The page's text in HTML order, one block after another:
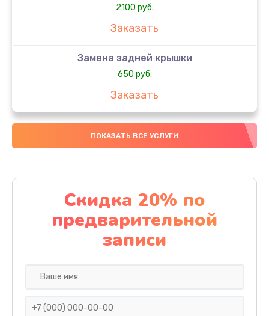
2100 руб.
Заказать
Замена задней крышки
650 руб.
Заказать
Замена аккумулятора
4000 руб.
Замена материнской платы
1100 руб.
Заказать
ПОКАЗАТЬ ВСЕ УСЛУГИ
Скидка 20% по
предварительной
записи